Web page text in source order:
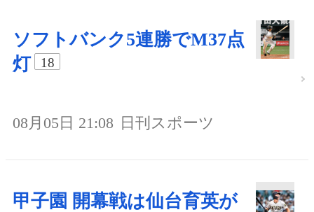
ソフトバンク5連勝でM37点
灯
18
08月05日 21:08 日刊スポーツ
甲子園 開幕戦は仙台育英が